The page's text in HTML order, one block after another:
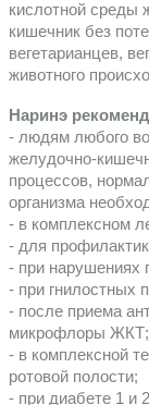
кислотной среды
кишечник без
вегетарианцев,
животного
Наринэ
- людям любого
желудочно-
процессов,
организма
- в комплексном
- для
- при нарушениях
- при гнилостных
- после приема
микрофлоры ЖКТ;
- в комплексной
ротовой полости;
- при диабете 1 и